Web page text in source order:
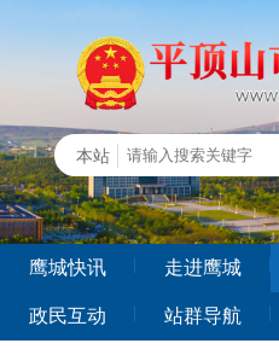
鹰城快讯 走进鹰城
政民互动 站群导航